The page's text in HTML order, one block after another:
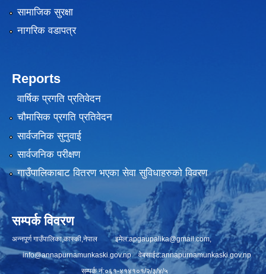
सामाजिक सुरक्षा
नागरिक वडापत्र
Reports
वार्षिक प्रगति प्रतिवेदन
चौमासिक प्रगति प्रतिवेदन
सार्वजनिक सुनुवाई
सार्वजनिक परीक्षण
गाउँपालिकाबाट वितरण भएका सेवा सुविधाहरुको विवरण
सम्पर्क विवरण
अन्नपूर्ण गाउँपालिका,कास्की,नेपाल इमेल:apgaupalika@gmail.com,
info@annapurnamunkaski.gov.npवेबसाईट:annapurnamunkaski.gov.np
सम्पर्क नं:०६१-४१४१०१/२/३/४/५